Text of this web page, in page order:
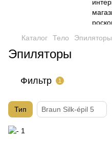
Каталог Тело Эпиляторы
Эпиляторы
Фильтр 1
Тип Braun Silk-épil 5